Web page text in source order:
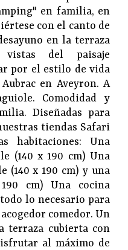
en familia, en
con el canto de
en la terraza
del paisaje
por el estilo de vida
en Aveyron. A
Comodidad y
Diseñadas para
tiendas Safari
habitaciones: Una
(140 x 190 cm) Una
(140 x 190 cm) y una
cm) Una cocina
lo necesario para
comedor. Un
terraza cubierta con
al máximo de